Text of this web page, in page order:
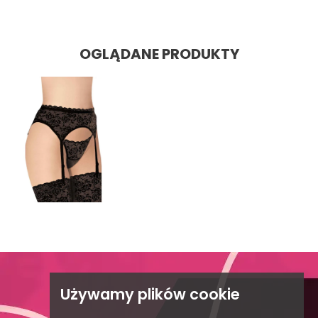
Używamy plików cookie
OGLĄDANE PRODUKTY
